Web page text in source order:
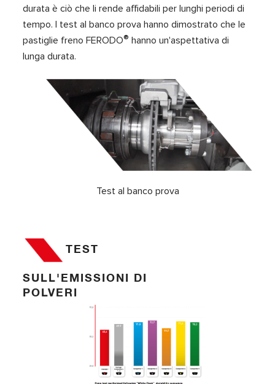
durata è ciò che li rende affidabili per lunghi periodi di
tempo. I test al banco prova hanno dimostrato che le
pastiglie freno FERODO® hanno un'aspettativa di
lunga durata.
Test al banco prova
TEST
SULL'EMISSIONI DI
POLVERI